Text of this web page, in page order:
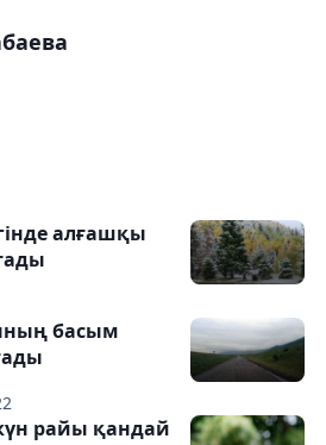
алғашқы
басым
райы қандай